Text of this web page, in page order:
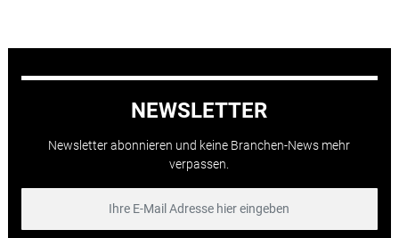
NEWSLETTER
Newsletter abonnieren und keine Branchen-News mehr
verpassen.